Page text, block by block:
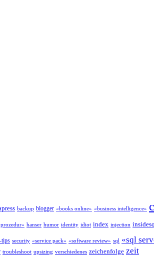
backup blogger «books online» «business intelligence»
hanser humor identity idiot index injection
tips security «service pack» «software review» sql «sql
troubleshoot upsizing verschiedenes zeichenfolge zeit